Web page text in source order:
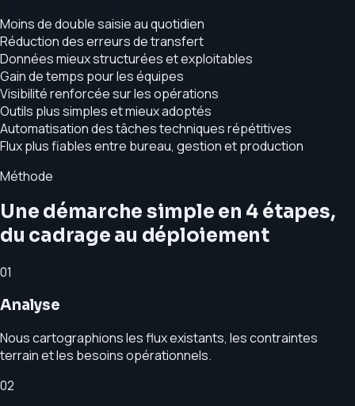
Moins de double saisie au quotidien
Réduction des erreurs de transfert
Données mieux structurées et exploitables
Gain de temps pour les équipes
Visibilité renforcée sur les opérations
Outils plus simples et mieux adoptés
Automatisation des tâches techniques répétitives
Flux plus fiables entre bureau, gestion et production
Méthode
Une démarche simple en 4 étapes,
du cadrage au déploiement
01
Analyse
Nous cartographions les flux existants, les contraintes
terrain et les besoins opérationnels.
02